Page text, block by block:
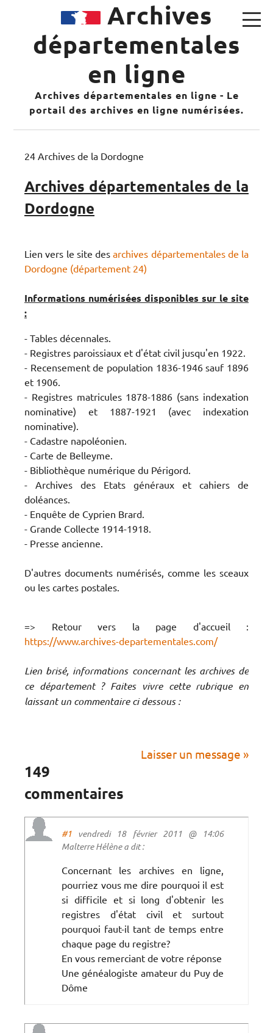
Archives
départementales
en ligne
Archives départementales en ligne - Le
portail des archives en ligne numérisées.
24 Archives de la Dordogne
Archives départementales de la
Dordogne
Lien vers le site desarchives départementales de la
Dordogne (département 24)
Informations numérisées disponibles sur le site
:
- Tables décennales.
- Registres paroissiaux et d'état civil jusqu'en 1922.
- Recensement de population 1836-1946 sauf 1896
et 1906.
- Registres matricules 1878-1886 (sans indexation
nominative) et 1887-1921 (avec indexation
nominative).
- Cadastre napoléonien.
- Carte de Belleyme.
- Bibliothèque numérique du Périgord.
- Archives des Etats généraux et cahiers de
doléances.
- Enquête de Cyprien Brard.
- Grande Collecte 1914-1918.
- Presse ancienne.
D'autres documents numérisés, comme les sceaux
ou les cartes postales.
=> Retour vers la page d'accueil :
https://www.archives-departementales.com/
Lien brisé, informations concernant les archives de
ce département ? Faites vivre cette rubrique en
laissant un commentaire ci dessous :
Laisser un message »
149
commentaires
#1 vendredi 18 février 2011 @ 14:06
Malterre Hélène a dit :
Concernant les archives en ligne,
pourriez vous me dire pourquoi il est
si difficile et si long d'obtenir les
registres d'état civil et surtout
pourquoi faut-il tant de temps entre
chaque page du registre?
En vous remerciant de votre réponse
Une généalogiste amateur du Puy de
Dôme